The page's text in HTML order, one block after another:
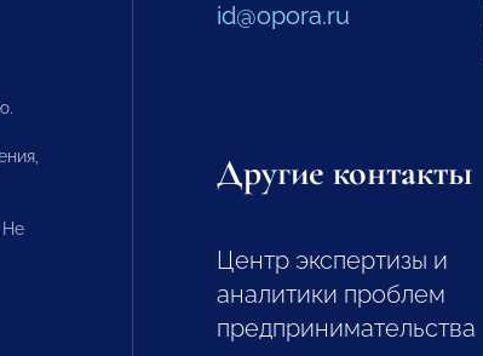
Не
id@opora.ru
Другие контакты
Центр экспертизы и
аналитики проблем
предпринимательства